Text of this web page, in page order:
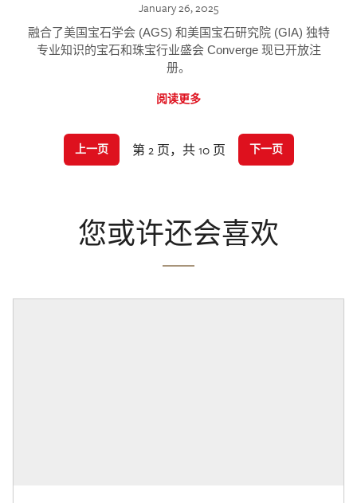
January 26, 2025
融合了美国宝石学会 (AGS) 和美国宝石研究院 (GIA) 独特
专业知识的宝石和珠宝行业盛会 Converge 现已开放注
册。
阅读更多
上一页 第 2 页，共 10 页 下一页
您或许还会喜欢